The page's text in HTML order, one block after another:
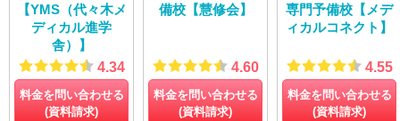
【YMS（代々木メ
ディカル進学
舎）】
4.34
料金を問い合わせる
(資料請求)
備校【慧修会】
4.60
料金を問い合わせる
(資料請求)
専門予備校【メデ
ィカルコネクト】
4.55
料金を問い合わせる
(資料請求)